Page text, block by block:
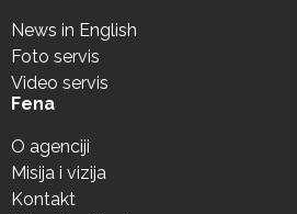
News in English
Foto servis
Video servis
Fena
O agenciji
Misija i vizija
Kontakt